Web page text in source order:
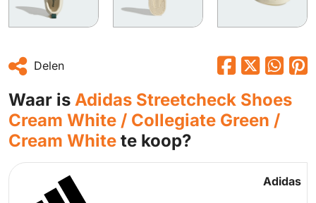
Delen
Waar is Adidas Streetcheck Shoes
Cream White / Collegiate Green /
Cream White te koop?
Adidas